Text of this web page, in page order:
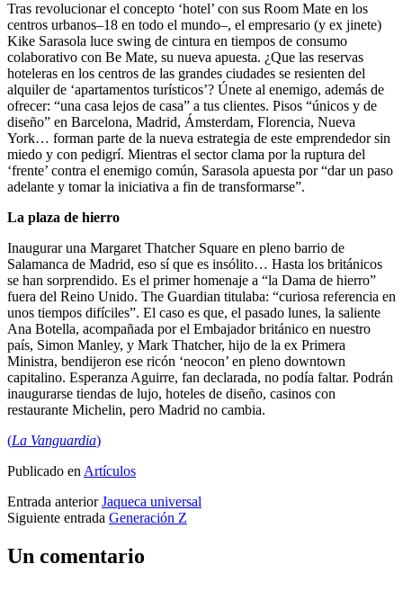
Tras revolucionar el concepto ‘hotel’ con sus Room Mate en los
centros urbanos–18 en todo el mundo–, el empresario (y ex jinete)
Kike Sarasola luce swing de cintura en tiempos de consumo
colaborativo con Be Mate, su nueva apuesta. ¿Que las reservas
hoteleras en los centros de las grandes ciudades se resienten del
alquiler de ‘apartamentos turísticos’? Únete al enemigo, además de
ofrecer: “una casa lejos de casa” a tus clientes. Pisos “únicos y de
diseño” en Barcelona, Madrid, Ámsterdam, Florencia, Nueva
York… forman parte de la nueva estrategia de este emprendedor sin
miedo y con pedigrí. Mientras el sector clama por la ruptura del
‘frente’ contra el enemigo común, Sarasola apuesta por “dar un paso
adelante y tomar la iniciativa a fin de transformarse”.
La plaza de hierro
Inaugurar una Margaret Thatcher Square en pleno barrio de
Salamanca de Madrid, eso sí que es insólito… Hasta los británicos
se han sorprendido. Es el primer homenaje a “la Dama de hierro”
fuera del Reino Unido. The Guardian titulaba: “curiosa referencia en
unos tiempos difíciles”. El caso es que, el pasado lunes, la saliente
Ana Botella, acompañada por el Embajador británico en nuestro
país, Simon Manley, y Mark Thatcher, hijo de la ex Primera
Ministra, bendijeron ese ricón ‘neocon’ en pleno downtown
capitalino. Esperanza Aguirre, fan declarada, no podía faltar. Podrán
inaugurarse tiendas de lujo, hoteles de diseño, casinos con
restaurante Michelin, pero Madrid no cambia.
(La Vanguardia)
Publicado enArtículos
Entrada anterior Jaqueca universal
Siguiente entrada Generación Z
Un comentario